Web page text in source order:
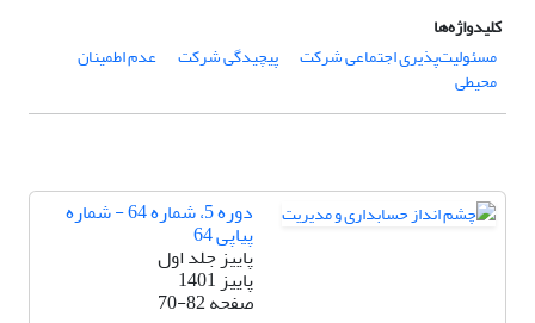
کلیدواژه‌ها
مسئولیت‌پذیری اجتماعی شرکت
پیچیدگی شرکت عدم اطمینان
محیطی
دوره 5، شماره 64 - شماره
پیاپی 64
پاییز جلد اول
پاییز 1401
صفحه70-82